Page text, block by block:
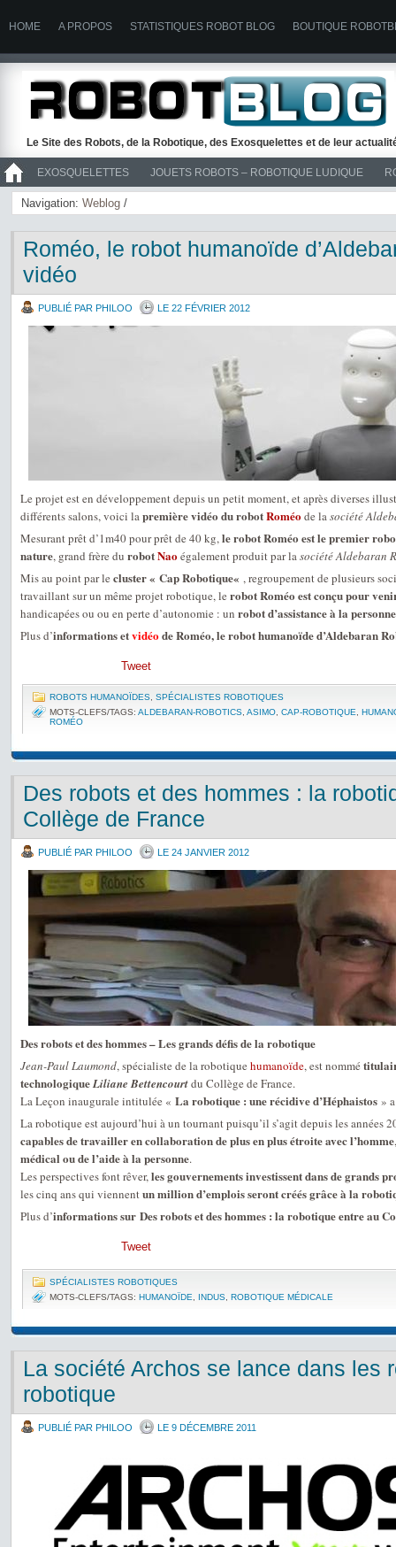
HOME A PROPOS STATISTIQUES ROBOT BLOG BOUTIQUE
Le Site des Robots, de la Robotique, des Exosquelettes et de leur
EXOSQUELETTES JOUETS ROBOTS – ROBOTIQUE LUDIQUE
>> ROBOTS
Navigation: Weblog /
Roméo, le robot humanoïde
vidéo
PUBLIÉ PAR PHILOO LE 22 FÉVRIER 2012
Le projet est en développement depuis un petit moment, et après diverses
différents salons, voici lapremière vidéo du robotRoméode lasociété
Mesurant prêt d’1m40 pour prêt de 40 kg,le robot Roméo est le premier
nature, grand frère du robotNaoégalement produit par lasociété Aldebaran
Mis au point par le cluster « Cap Robotique« , regroupement de plusieurs
travaillant sur un même projet robotique, le robot Roméo est conçu pour
handicapées ou ou en perte d’autonomie : un robot d’assistance à la personne
Plus d’informations etvidéode Roméo, le robot humanoïde d’Aldebaran
Tweet
ROBOTS HUMANOÏDES SPÉCIALISTES ROBOTIQUES
MOTS-CLEFS/TAGS: ALDEBARAN-ROBOTICS ASIMO CAP-ROBOTIQUE
ROMÉO
Des robots et des hommes : la
Collège de France
PUBLIÉ PAR PHILOO LE 24 JANVIER 2012
Des robots et des hommes – Les grands défis de la robotique
Jean-Paul Laumond, spécialiste de la robotique humanoïde, est nommé
technologiqueLiliane Bettencourtdu Collège de France.
La Leçon inaugurale intitulée « La robotique : une récidive d’Héphaistos »
La robotique est aujourd’hui à un tournant puisqu’il s’agit depuis les années
capables de travailler en collaboration de plus en plus étroite avec l’homme
médical ou de l’aide à la personne.
Les perspectives font rêver,les gouvernements investissent dans de grands
les cinq ans qui viennentun million d’emplois seront créés grâce à la
Plus d’informations sur Des robots et des hommes : la robotique entre au
Tweet
SPÉCIALISTES ROBOTIQUES
MOTS-CLEFS/TAGS: HUMANOÏDE INDUS ROBOTIQUE MÉDICALE
La société Archos se lance dans les
robotique
PUBLIÉ PAR PHILOO LE 9 DÉCEMBRE 2011